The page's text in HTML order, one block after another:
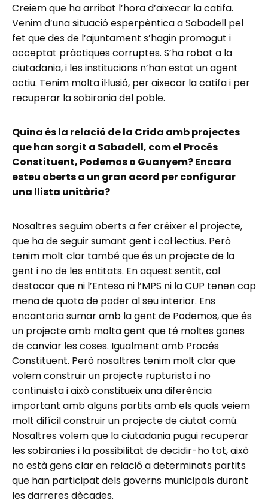
Creiem que ha arribat l’hora d’aixecar la catifa.
Venim d’una situació esperpèntica a Sabadell pel
fet que des de l’ajuntament s’hagin promogut i
acceptat pràctiques corruptes. S’ha robat a la
ciutadania, i les institucions n’han estat un agent
actiu. Tenim molta il·lusió, per aixecar la catifa i per
recuperar la sobirania del poble.
Quina és la relació de la Crida amb projectes
que han sorgit a Sabadell, com el Procés
Constituent, Podemos o Guanyem? Encara
esteu oberts a un gran acord per configurar
una llista unitària?
Nosaltres seguim oberts a fer créixer el projecte,
que ha de seguir sumant gent i col·lectius. Però
tenim molt clar també que és un projecte de la
gent i no de les entitats. En aquest sentit, cal
destacar que ni l’Entesa ni l’MPS ni la CUP tenen cap
mena de quota de poder al seu interior. Ens
encantaria sumar amb la gent de Podemos, que és
un projecte amb molta gent que té moltes ganes
de canviar les coses. Igualment amb Procés
Constituent. Però nosaltres tenim molt clar que
volem construir un projecte rupturista i no
continuista i això constitueix una diferència
important amb alguns partits amb els quals veiem
molt difícil construir un projecte de ciutat comú.
Nosaltres volem que la ciutadania pugui recuperar
les sobiranies i la possibilitat de decidir-ho tot, això
no està gens clar en relació a determinats partits
que han participat dels governs municipals durant
les darreres dècades.